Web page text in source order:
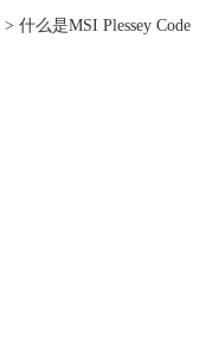
> 什么是MSI Plessey Code